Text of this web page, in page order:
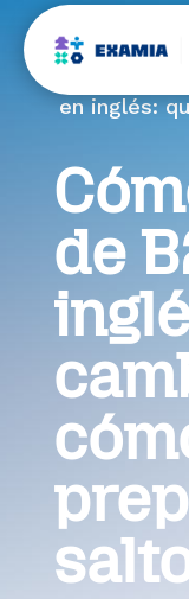
Home >
en inglés:
de